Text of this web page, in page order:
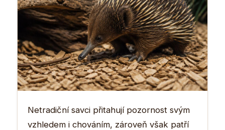
Netradiční savci přitahují pozornost svým
vzhledem i chováním, zároveň však patří